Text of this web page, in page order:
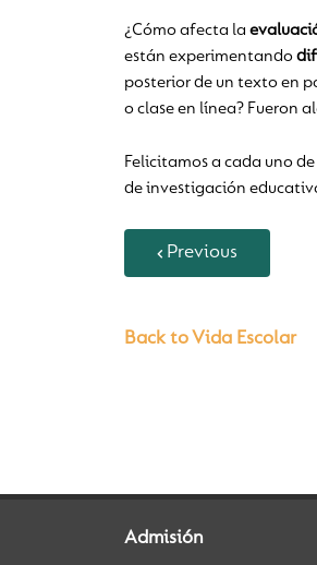
¿Cómo afecta la
están experimentando
posterior de un texto en
o clase en línea? Fueron
Felicitamos a cada uno
de investigación
Previous
Back to Vida Escolar
Admisión